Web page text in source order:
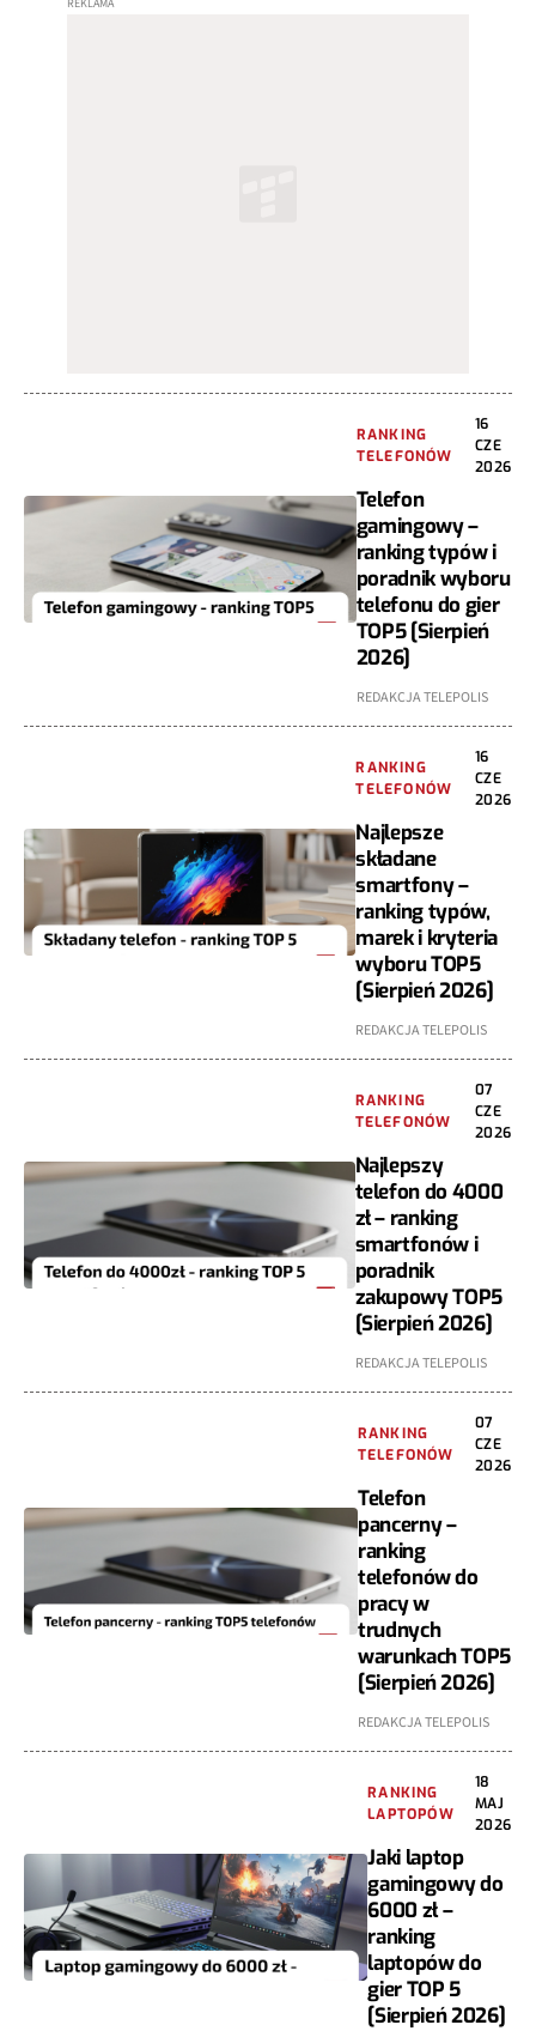
RANKING
TELEFONÓW
16
CZE
2026
Telefon
gamingowy –
ranking typów i
poradnik wyboru
telefonu do gier
TOP5 [Sierpień
2026]
REDAKCJA TELEPOLIS
RANKING
TELEFONÓW
16
CZE
2026
Najlepsze
składane
smartfony –
ranking typów,
marek i kryteria
wyboru TOP5
[Sierpień 2026]
REDAKCJA TELEPOLIS
RANKING
TELEFONÓW
07
CZE
2026
Najlepszy
telefon do 4000
zł – ranking
smartfonów i
poradnik
zakupowy TOP5
[Sierpień 2026]
REDAKCJA TELEPOLIS
RANKING
TELEFONÓW
07
CZE
2026
Telefon
pancerny –
ranking
telefonów do
pracy w
trudnych
warunkach TOP5
[Sierpień 2026]
REDAKCJA TELEPOLIS
RANKING
LAPTOPÓW
18
MAJ
2026
Jaki laptop
gamingowy do
6000 zł –
ranking
laptopów do
gier TOP 5
[Sierpień 2026]